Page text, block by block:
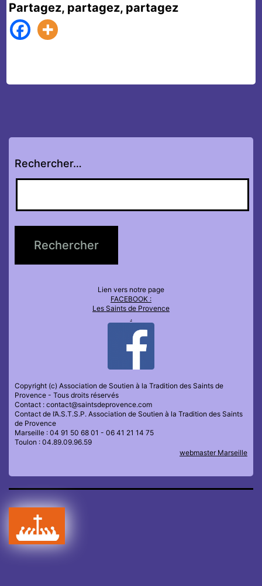
Partagez, partagez, partagez
Rechercher…
Lien vers notre page
FACEBOOK :
Les Saints de Provence
.
Copyright (c) Association de Soutien à la Tradition des Saints de
Provence - Tous droits réservés
Contact : contact@saintsdeprovence.com
Contact de l’A.S.T.S.P. Association de Soutien à la Tradition des Saints
de Provence
Marseille : 04 91 50 68 01 - 06 41 21 14 75
Toulon : 04.89.09.96.59
webmaster Marseille